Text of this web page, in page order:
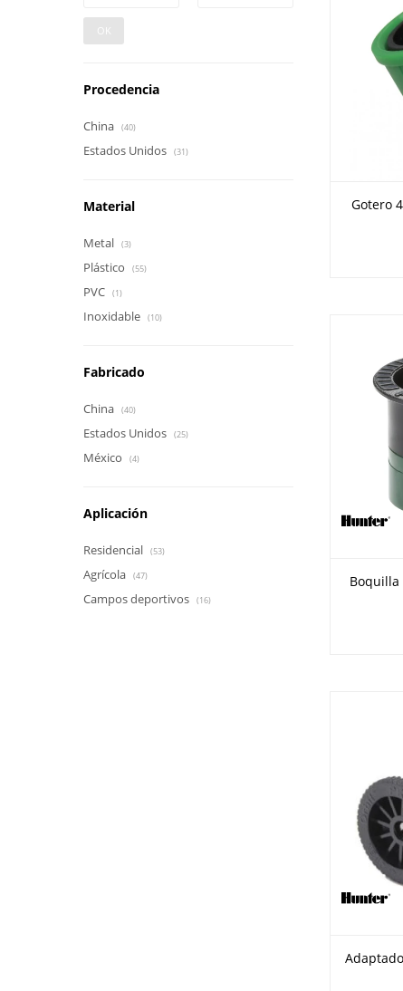
Gotero
Boquilla
OK
Procedencia
China (40)
Estados Unidos (31)
Material
Metal (3)
Plástico (55)
PVC (1)
Inoxidable (10)
Fabricado
China (40)
Estados Unidos (25)
México (4)
Aplicación
Residencial (53)
Agrícola (47)
Campos deportivos (16)